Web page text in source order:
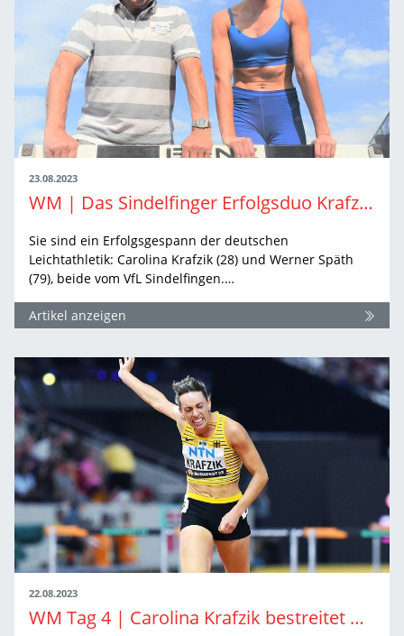
23.08.2023
WM | Das Sindelfinger Erfolgsduo Krafzik und Späth hat noch viel vor
Sie sind ein Erfolgsgespann der deutschen
Leichtathletik: Carolina Krafzik (28) und Werner Späth
(79), beide vom VfL Sindelfingen.…
Artikel anzeigen
22.08.2023
WM Tag 4 | Carolina Krafzik bestreitet mutiges Halbfinale